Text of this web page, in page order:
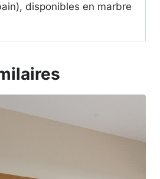
disponibles en marbre